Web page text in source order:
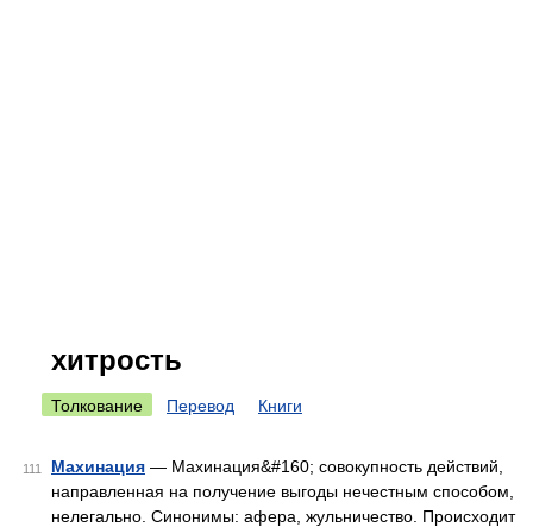
хитрость
Толкование Перевод Книги
111 Махинация — Махинация&#160; совокупность действий,
направленная на получение выгоды нечестным способом,
нелегально. Синонимы: афера, жульничество. Происходит